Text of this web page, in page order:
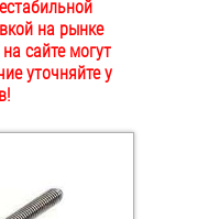
на рынке
сайте могут
уточняйте у